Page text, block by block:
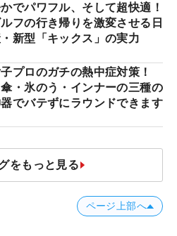
でパワフル、そして超快適！
フの行き帰りを激変させる日
新型「キックス」の実力
プロのガチの熱中症対策！
傘・氷のう・インナーの三種の
でバテずにラウンドできます
をもっと見る
ページ上部へ